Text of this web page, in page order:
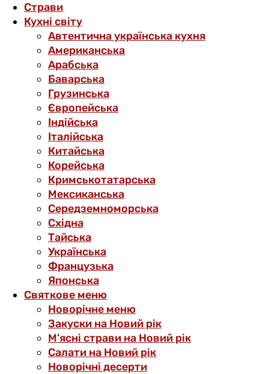
Страви
Кухні світу
Автентична українська кухня
Американська
Арабська
Баварська
Грузинська
Європейська
Індійська
Італійська
Китайська
Корейська
Кримськотатарська
Мексиканська
Середземноморська
Східна
Тайська
Українська
Французька
Японська
Святкове меню
Новорічне меню
Закуски на Новий рік
М’ясні страви на Новий рік
Салати на Новий рік
Новорічні десерти